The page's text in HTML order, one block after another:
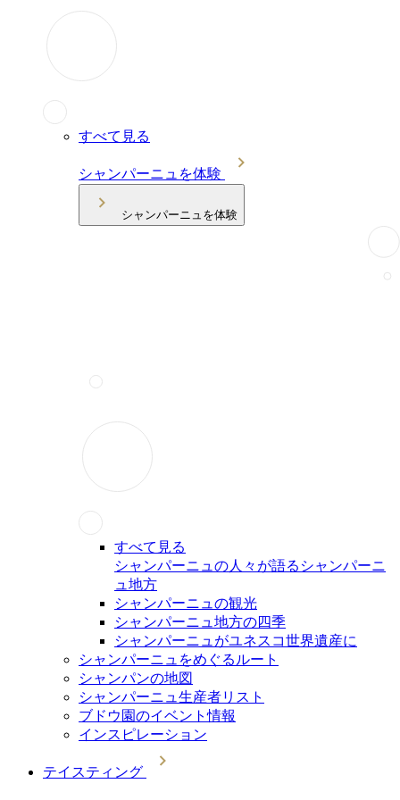
すべて見る
シャンパーニュを体験
シャンパーニュを体験
すべて見る
シャンパーニュの人々が語るシャンパーニ
ュ地方
シャンパーニュの観光
シャンパーニュ地方の四季
シャンパーニュがユネスコ世界遺産に
シャンパーニュをめぐるルート
シャンパンの地図
シャンパーニュ生産者リスト
ブドウ園のイベント情報
インスピレーション
テイスティング